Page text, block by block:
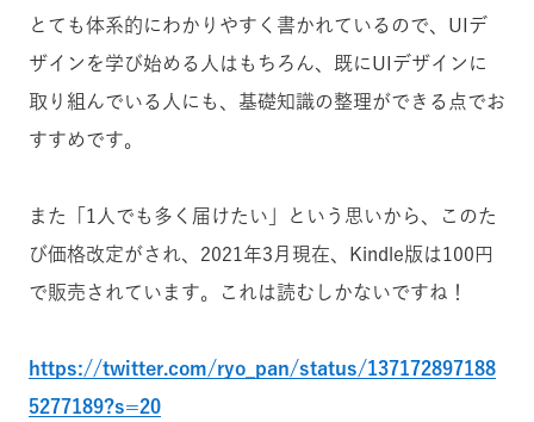
とても体系的にわかりやすく書かれているので、UIデ
ザインを学び始める人はもちろん、既にUIデザインに
取り組んでいる人にも、基礎知識の整理ができる点でお
すすめです。
また「1人でも多く届けたい」という思いから、このた
び価格改定がされ、2021年3月現在、Kindle版は100円
で販売されています。これは読むしかないですね！
https://twitter.com/ryo_pan/status/137172897188
5277189?s=20